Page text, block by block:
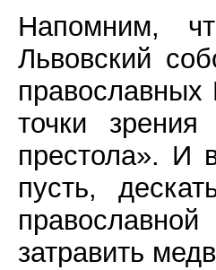
Напомним,
Львовский
точки
престола». И
пусть,
затравить